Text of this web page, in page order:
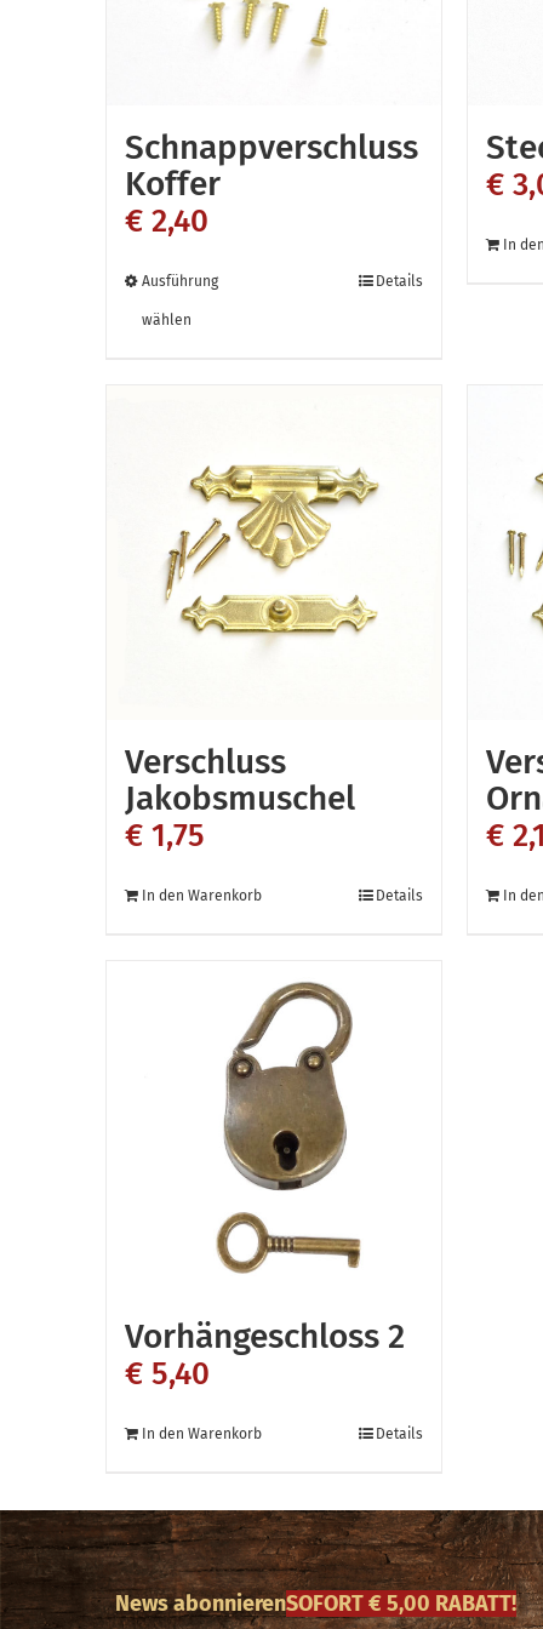
auf
der
gewählt
Schnappverschluss
Koffer
€ 2,40
Ausführung
wählen
auf.
Die
Optionen
können
auf
werden
Details
€
In
Verschluss
Jakobsmuschel
€ 1,75
In den Warenkorb Details
€
In
Vorhängeschloss 2
€ 5,40
In den Warenkorb Details
News abonnierenSOFORT € 5,00 RABATT!